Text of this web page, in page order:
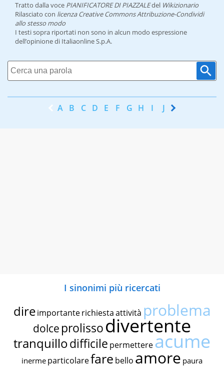
Tratto dalla voce PIANIFICATORE DI PIAZZALEdel Wikizionario
Rilasciato con licenza Creative Commons Attribuzione-Condividi
allo stesso modo
I testi sopra riportati non sono in alcun modo espressione
dell’opinione di Italiaonline S.p.A.
A B C D E F G H I J K
I sinonimi più ricercati
dire importante richiestaattività problema
dolce prolissodivertente
tranquillodifficile permettereacume
inerme particolarefare bello amore paura